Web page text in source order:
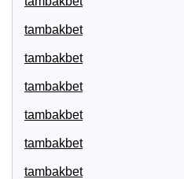
tambakbet
tambakbet
tambakbet
tambakbet
tambakbet
tambakbet